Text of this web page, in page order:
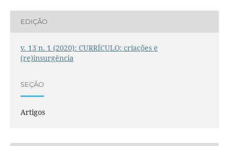
EDIÇÃO
v. 13 n. 1 (2020): CURRÍCULO: criações e
(re)insurgência
SEÇÃO
Artigos